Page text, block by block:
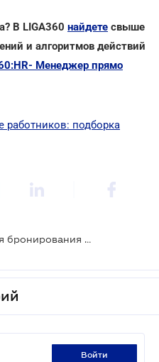
В LIGA360 найдете свыше
и алгоритмов действий
Менеджер прямо
работников: подборка
Вступили в силу критерии для бронирования работников IT-отрасли
войти